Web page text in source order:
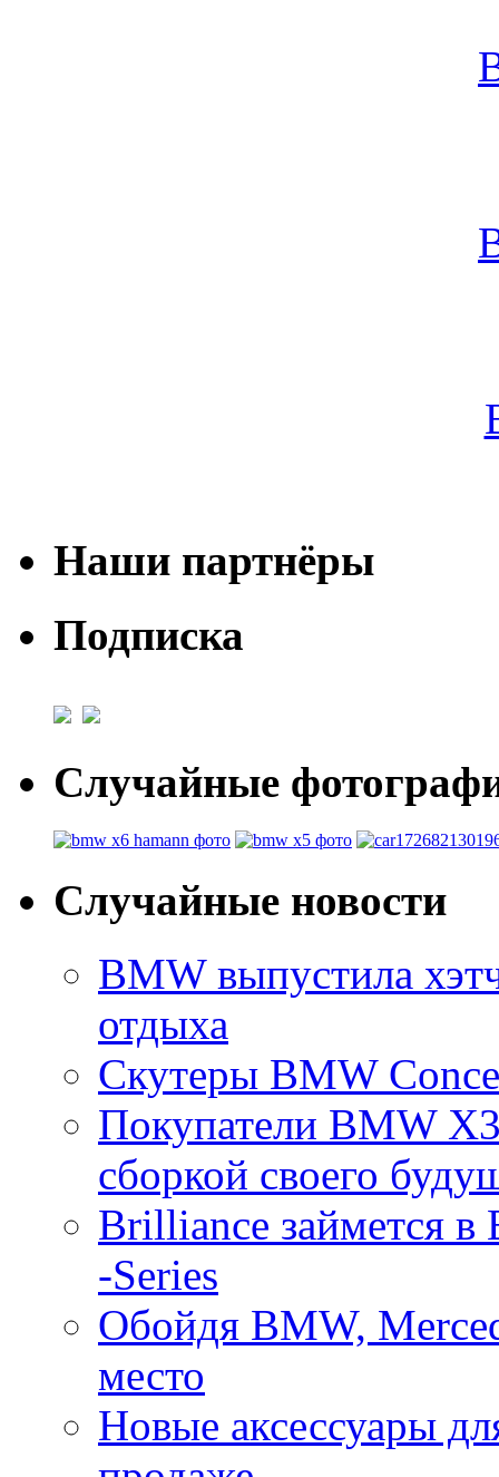
Наши партнёры
Подписка
Случайные
Случайные новости
BMW выпустила
отдыха
Скутеры BMW
Покупатели BMW
сборкой своего
Brilliance займется
-Series
Обойдя BMW,
место
Новые аксессуары